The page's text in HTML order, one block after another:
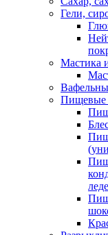
Гели,
Мастика
Пищевые